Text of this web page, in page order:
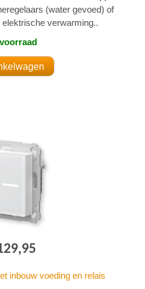
(water gevoed) of
verwarming..
inbouw voeding en relais